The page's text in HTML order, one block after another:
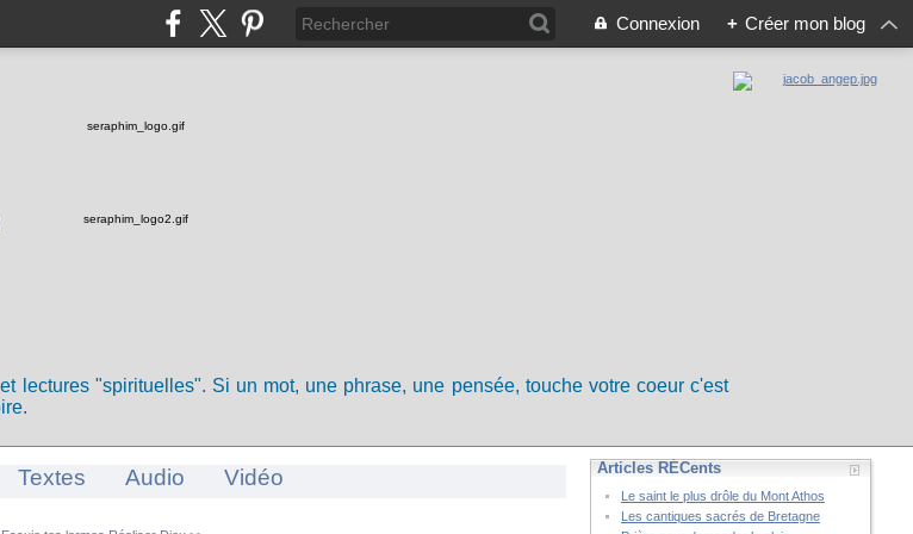
Connexion + Créer mon blog
lectures "spirituelles". Si un mot, une phrase, une pensée, touche votre coeur c'est
Textes Audio Vidéo Articles RÉCents
Le saint le plus drôle du Mont Athos
Les cantiques sacrés de Bretagne